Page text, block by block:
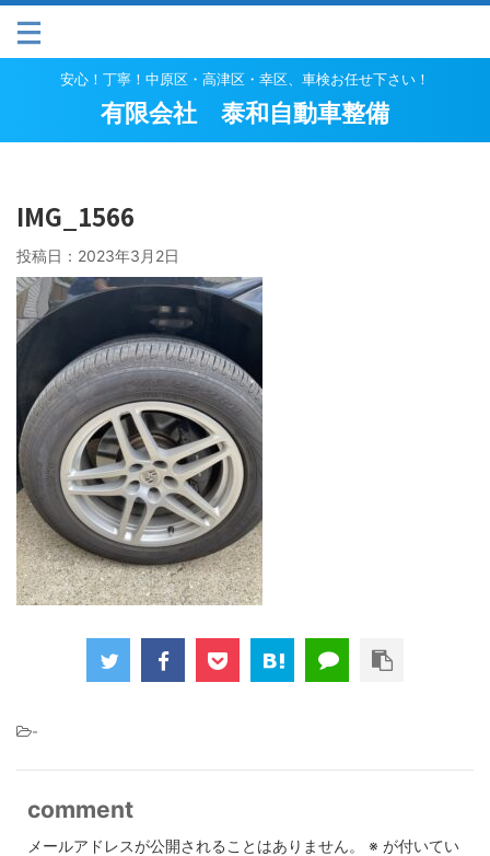
安心！丁寧！中原区・高津区・幸区、車検お任せ下さい！
有限会社 泰和自動車整備
IMG_1566
投稿日： 2023年3月2日
-
comment
メールアドレスが公開されることはありません。 ※ が付いてい